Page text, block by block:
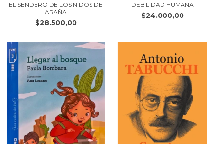
EL SENDERO DE LOS NIDOS DE
ARAÑA
$28.500,00
DEBILIDAD HUMANA
$24.000,00